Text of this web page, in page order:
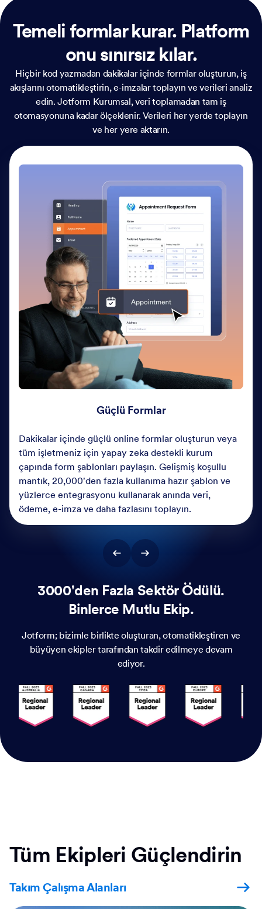
Temeli formlar kurar. Platform
onu sınırsız kılar.
Hiçbir kod yazmadan dakikalar içinde formlar oluşturun, iş
akışlarını otomatikleştirin, e-imzalar toplayın ve verileri analiz
edin. Jotform Kurumsal, veri toplamadan tam iş
otomasyonuna kadar ölçeklenir. Verileri her yerde toplayın
ve her yere aktarın.
Güçlü Formlar
Dakikalar içinde güçlü online formlar oluşturun veya
tüm işletmeniz için yapay zeka destekli kurum
çapında form şablonları paylaşın. Gelişmiş koşullu
mantık, 20,000'den fazla kullanıma hazır şablon ve
yüzlerce entegrasyonu kullanarak anında veri,
ödeme, e-imza ve daha fazlasını toplayın.
3000'den Fazla Sektör Ödülü.
Binlerce Mutlu Ekip.
Jotform; bizimle birlikte oluşturan, otomatikleştiren ve
büyüyen ekipler tarafından takdir edilmeye devam
ediyor.
Tüm Ekipleri Güçlendirin
Takım Çalışma Alanları